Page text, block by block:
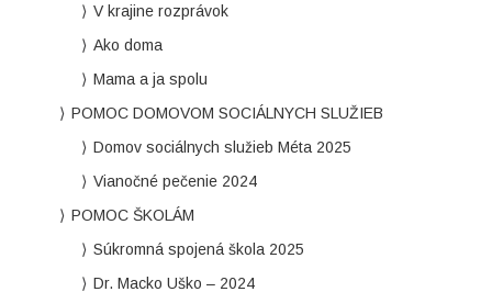
V krajine rozprávok
Ako doma
Mama a ja spolu
POMOC DOMOVOM SOCIÁLNYCH SLUŽIEB
Domov sociálnych služieb Méta 2025
Vianočné pečenie 2024
POMOC ŠKOLÁM
Súkromná spojená škola 2025
Dr. Macko Uško – 2024